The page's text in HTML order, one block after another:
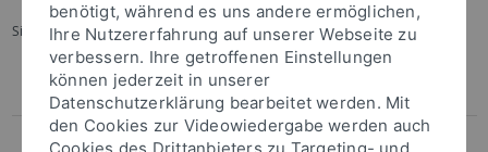
Sie sind hier: Startseite ... Artist in Residence
Organisation
Forschungsprogramm
benötigt, während es uns andere ermöglichen,
Ihre Nutzererfahrung auf unserer Webseite zu
verbessern. Ihre getroffenen Einstellungen
können jederzeit in unserer
Datenschutzerklärung bearbeitet werden. Mit
den Cookies zur Videowiedergabe werden auch